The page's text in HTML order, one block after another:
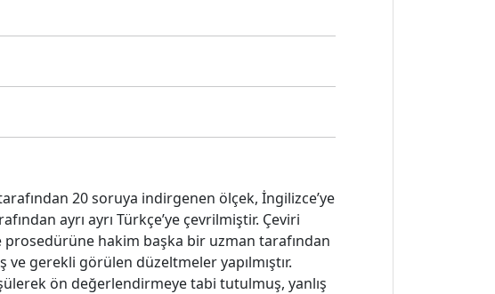
20 soruya indirgenen ölçek, İngilizce’ye
ayrı ayrı Türkçe’ye çevrilmiştir. Çeviri
hakim başka bir uzman tarafından
gerekli görülen düzeltmeler yapılmıştır.
ön değerlendirmeye tabi tutulmuş, yanlış